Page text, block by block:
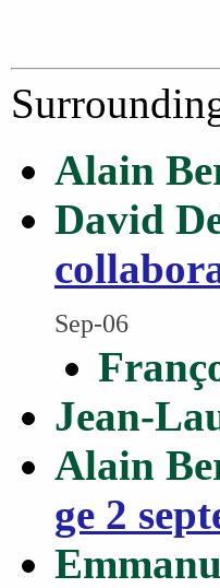
Alain
David
Sep-06
Jean-
Alain
ge 2